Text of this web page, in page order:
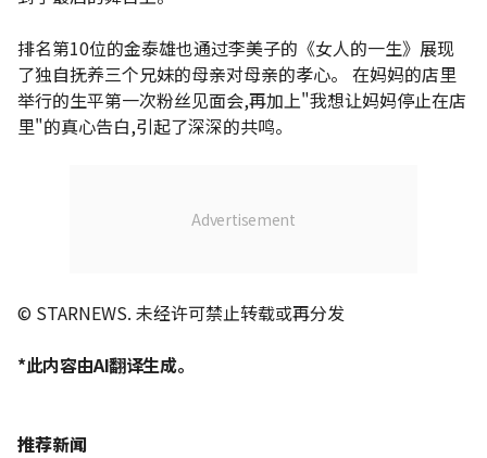
排名第10位的金泰雄也通过李美子的《女人的一生》展现
了独自抚养三个兄妹的母亲对母亲的孝心。 在妈妈的店里
举行的生平第一次粉丝见面会,再加上"我想让妈妈停止在店
里"的真心告白,引起了深深的共鸣。
© STARNEWS. 未经许可禁止转载或再分发
*此内容由AI翻译生成。
推荐新闻